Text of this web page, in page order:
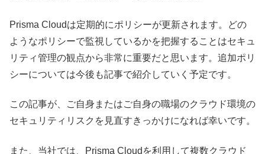
Prisma Cloudは定期的にポリシーが更新されます。どの
ようなポリシーで監視しているかを把握することはセキュ
リティ管理の観点から非常に重要だと思います。追加ポリ
シーについては今後も記事で紹介していく予定です。
この記事が、ご自身またはご自身の職場のクラウド環境の
セキュリティリスクを見直すきっかけになれば幸いです。
また、当社では、Prisma Cloudを利用して複数クラウド